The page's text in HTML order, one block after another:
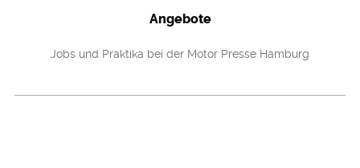
Angebote
Jobs und Praktika bei der Motor Presse Hamburg